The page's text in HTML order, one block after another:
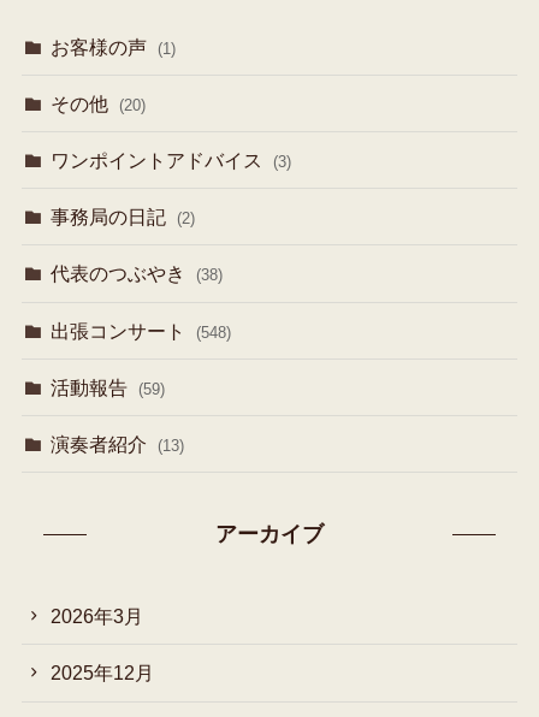
お客様の声 (1)
その他 (20)
ワンポイントアドバイス (3)
事務局の日記 (2)
代表のつぶやき (38)
出張コンサート (548)
活動報告 (59)
演奏者紹介 (13)
アーカイブ
2026年3月
2025年12月